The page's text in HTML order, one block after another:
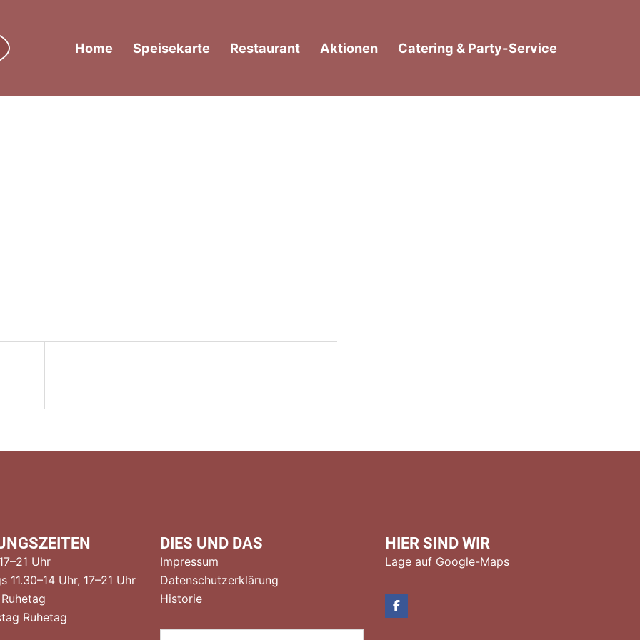
Home Speisekarte Restaurant Aktionen Catering & Party-Service
Uhr
11.30–14 Uhr, 17–21 Uhr
Ruhetag
DIES UND DAS
Impressum
Datenschutzerklärung
Historie
HIER SIND WIR
Lage auf Google-Maps